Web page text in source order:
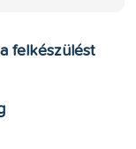
felkészülést